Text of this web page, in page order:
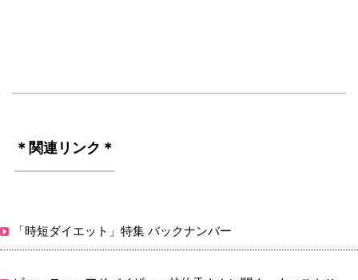
＊関連リンク＊
「時短ダイエット」特集 バックナンバー